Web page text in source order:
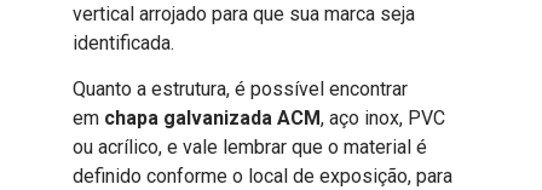
vertical arrojado para que sua marca seja
identificada.
Quanto a estrutura, é possível encontrar
em chapa galvanizada ACM, aço inox, PVC
ou acrílico, e vale lembrar que o material é
definido conforme o local de exposição, para